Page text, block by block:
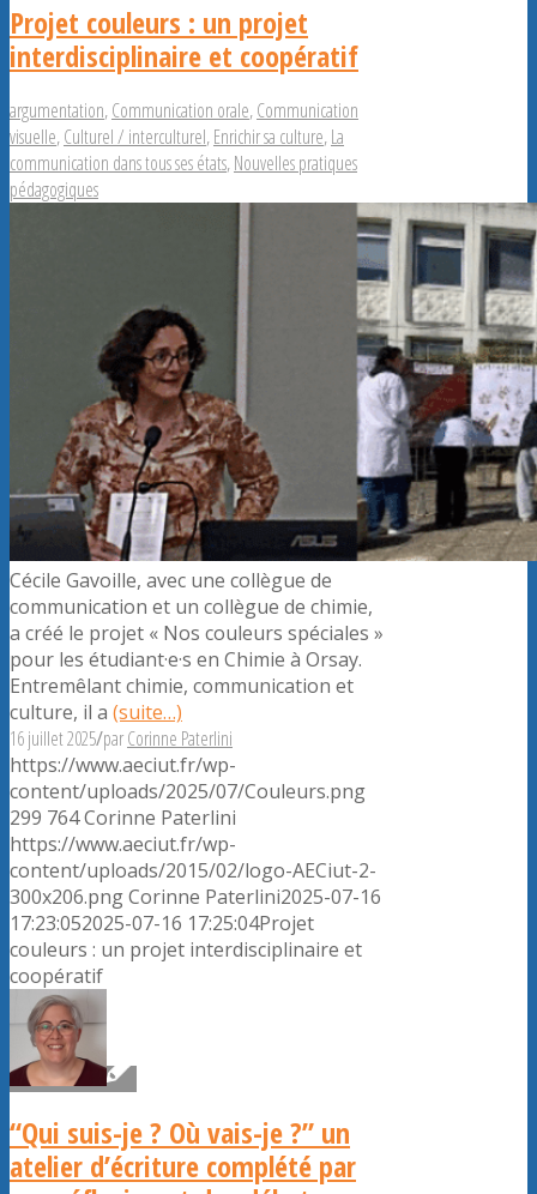
Projet couleurs : un projet
interdisciplinaire et coopératif
argumentation,Communication orale,Communication
visuelle,Culturel / interculturel,Enrichir sa culture,La
communication dans tous ses états,Nouvelles pratiques
pédagogiques
Cécile Gavoille, avec une collègue de
communication et un collègue de chimie,
a créé le projet « Nos couleurs spéciales »
pour les étudiant·e·s en Chimie à Orsay.
Entremêlant chimie, communication et
culture, il a (suite…)
16 juillet 2025/parCorinne Paterlini
https://www.aeciut.fr/wp-
content/uploads/2025/07/Couleurs.png
299 764Corinne Paterlini
https://www.aeciut.fr/wp-
content/uploads/2015/02/logo-AECiut-2-
300x206.pngCorinne Paterlini2025-07-16
17:23:052025-07-16 17:25:04Projet
couleurs : un projet interdisciplinaire et
coopératif
“Qui suis-je ? Où vais-je ?” un
atelier d’écriture complété par